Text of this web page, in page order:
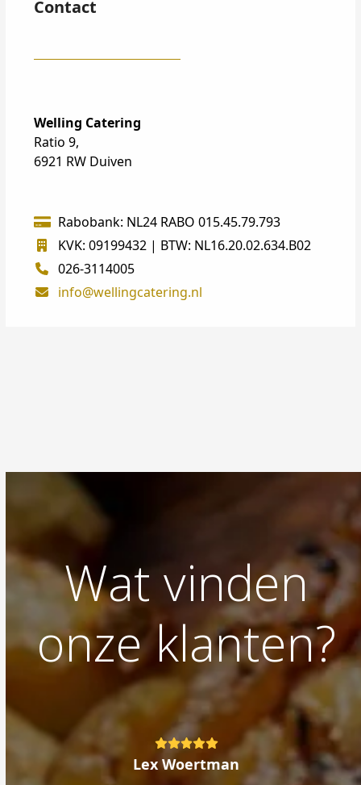
Contact
Welling Catering
Ratio 9,
6921 RW Duiven
Rabobank: NL24 RABO 015.45.79.793
KVK: 09199432 | BTW: NL16.20.02.634.B02
026-3114005
info@wellingcatering.nl
Wat vinden
onze klanten?
Rating:
5
Lex Woertman